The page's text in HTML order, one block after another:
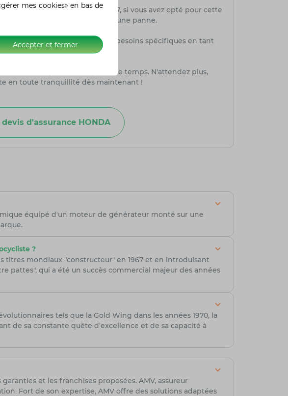
heures sur 24 et 7 jours sur 7, si vous avez opté pour cette
d'un accident, d'un vol ou d'une panne.
ainsi aisément vos besoins spécifiques en tant
contrat.
fiable et de qualité, sans perte de temps. N'attendez plus,
en toute tranquillité dès maintenant !
d'assurance HONDA
équipé d'un moteur de générateur monté sur une
?
mondiaux "constructeur" en 1967 et en introduisant
pattes", qui a été un succès commercial majeur des années
tels que la Gold Wing dans les années 1970, la
de sa constante quête d'excellence et de sa capacité à
et les franchises proposées. AMV, assureur
Fort de son expertise, AMV offre des solutions adaptées
mes cookies» en bas de
Accepter et fermer